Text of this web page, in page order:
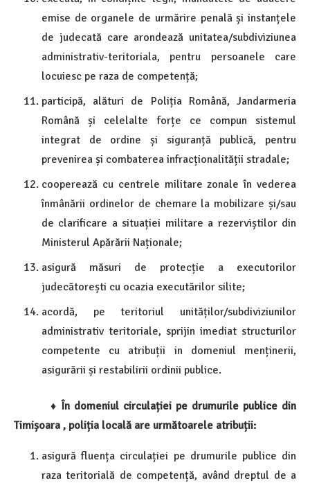
emise de organele de urmărire penală și instanțele
de judecată care arondează unitatea/subdiviziunea
administrativ-teritoriala, pentru persoanele care
locuiesc pe raza de competență;
participă, alături de Poliția Română, Jandarmeria
Română și celelalte forțe ce compun sistemul
integrat de ordine și siguranță publică, pentru
prevenirea și combaterea infracționalității stradale;
cooperează cu centrele militare zonale în vederea
înmânării ordinelor de chemare la mobilizare și/sau
de clarificare a situației militare a rezerviștilor din
Ministerul Apărării Naționale;
asigură măsuri de protecție a executorilor
judecătorești cu ocazia executărilor silite;
acordă, pe teritoriul unităților/subdiviziunilor
administrativ teritoriale, sprijin imediat structurilor
competente cu atribuții in domeniul menținerii,
asigurării și restabilirii ordinii publice.
♦ În domeniul circulației pe drumurile publice din
Timișoara , poliția locală are următoarele atribuții:
asigură fluența circulației pe drumurile publice din
raza teritorială de competență, având dreptul de a